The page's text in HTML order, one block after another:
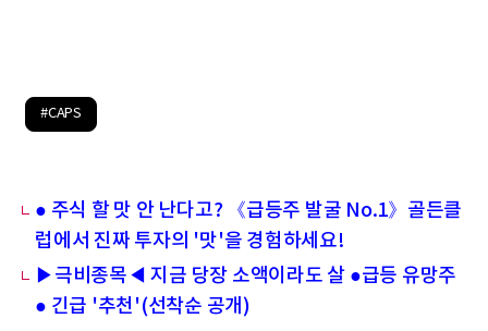
#CAPS
● 주식 할 맛 안 난다고? 《급등주 발굴 No.1》골든클
럽에서 진짜 투자의 '맛'을 경험하세요!
▶극비종목◀ 지금 당장 소액이라도 살 ●급등 유망주
● 긴급 '추천'(선착순 공개)